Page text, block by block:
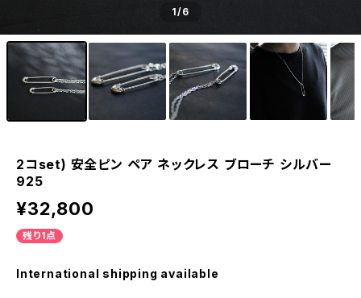
1/6
2コset) 安全ピン ペア ネックレス ブローチ シルバー
925
¥32,800
残り1点
International shipping available